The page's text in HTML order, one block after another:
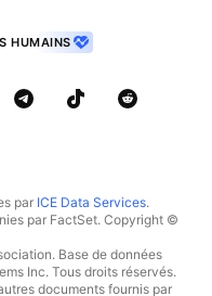
HUMAINS
par ICE Data Services.
par FactSet. Copyright ©
Base de données
Inc. Tous droits réservés.
documents fournis par